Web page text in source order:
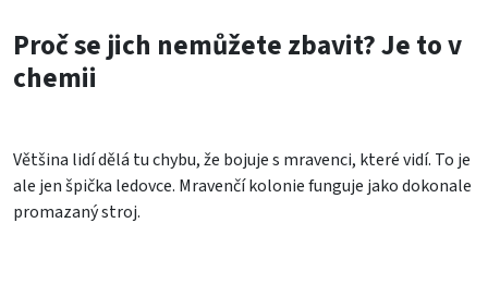
Proč se jich nemůžete zbavit? Je to v
chemii
Většina lidí dělá tu chybu, že bojuje s mravenci, které vidí. To je
ale jen špička ledovce. Mravenčí kolonie funguje jako dokonale
promazaný stroj.